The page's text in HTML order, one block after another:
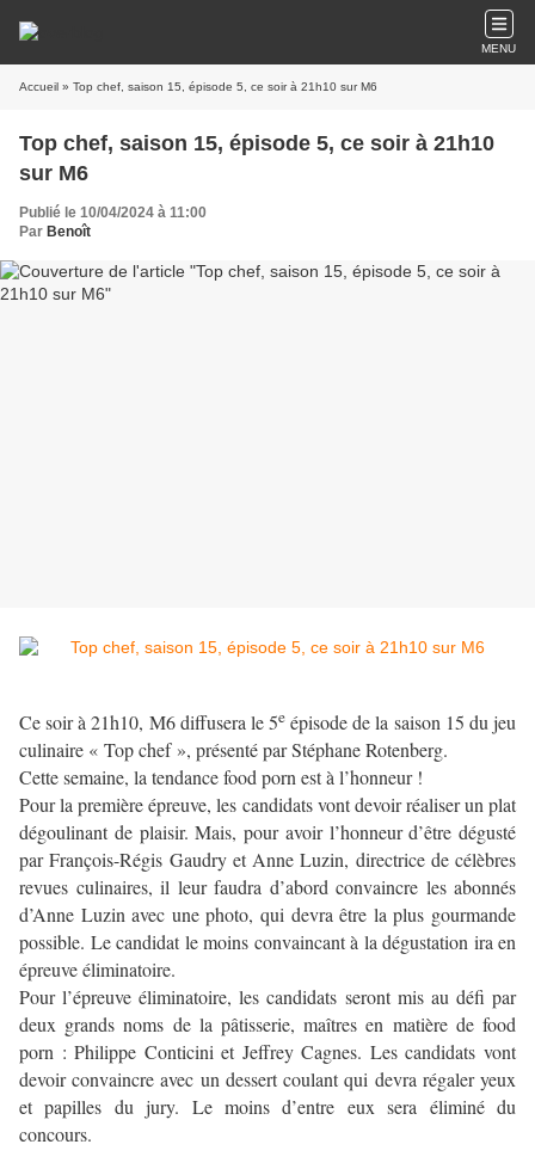
MENU
Accueil » Top chef, saison 15, épisode 5, ce soir à 21h10 sur M6
Top chef, saison 15, épisode 5, ce soir à 21h10
sur M6
Publié le 10/04/2024 à 11:00
Par Benoît
Ce soir à 21h10, M6 diffusera le 5e épisode de la saison 15 du jeu
culinaire « Top chef », présenté par Stéphane Rotenberg.
Cette semaine, la tendance food porn est à l’honneur !
Pour la première épreuve, les candidats vont devoir réaliser un plat
dégoulinant de plaisir. Mais, pour avoir l’honneur d’être dégusté
par François-Régis Gaudry et Anne Luzin, directrice de célèbres
revues culinaires, il leur faudra d’abord convaincre les abonnés
d’Anne Luzin avec une photo, qui devra être la plus gourmande
possible. Le candidat le moins convaincant à la dégustation ira en
épreuve éliminatoire.
Pour l’épreuve éliminatoire, les candidats seront mis au défi par
deux grands noms de la pâtisserie, maîtres en matière de food
porn : Philippe Conticini et Jeffrey Cagnes. Les candidats vont
devoir convaincre avec un dessert coulant qui devra régaler yeux
et papilles du jury. Le moins d’entre eux sera éliminé du
concours.